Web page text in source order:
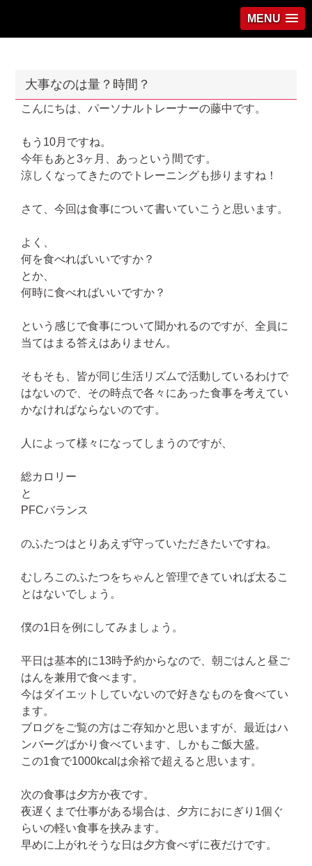
MENU
大事なのは量？時間？
こんにちは、パーソナルトレーナーの藤中です。
もう10月ですね。
今年もあと3ヶ月、あっという間です。
涼しくなってきたのでトレーニングも捗りますね！
さて、今回は食事について書いていこうと思います。
よく、
何を食べればいいですか？
とか、
何時に食べればいいですか？
という感じで食事について聞かれるのですが、全員に
当てはまる答えはありません。
そもそも、皆が同じ生活リズムで活動しているわけで
はないので、その時点で各々にあった食事を考えてい
かなければならないのです。
人によって様々になってしまうのですが、
総カロリー
と
PFCバランス
のふたつはとりあえず守っていただきたいですね。
むしろこのふたつをちゃんと管理できていれば太るこ
とはないでしょう。
僕の1日を例にしてみましょう。
平日は基本的に13時予約からなので、朝ごはんと昼ご
はんを兼用で食べます。
今はダイエットしていないので好きなものを食べてい
ます。
ブログをご覧の方はご存知かと思いますが、最近はハ
ンバーグばかり食べています、しかもご飯大盛。
この1食で1000kcalは余裕で超えると思います。
次の食事は夕方か夜です。
夜遅くまで仕事がある場合は、夕方におにぎり1個ぐ
らいの軽い食事を挟みます。
早めに上がれそうな日は夕方食べずに夜だけです。